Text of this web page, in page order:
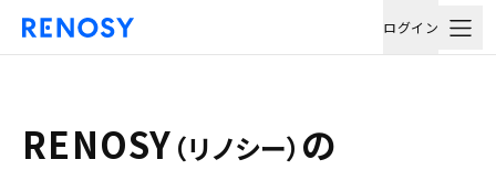
ログイン
RENOSY （リノシー） の